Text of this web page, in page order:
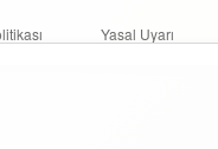
Yasal Uyarı